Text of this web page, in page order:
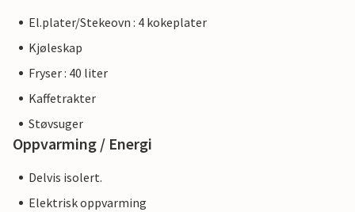
El.plater/Stekeovn : 4 kokeplater
Kjøleskap
Fryser : 40 liter
Kaffetrakter
Støvsuger
Oppvarming / Energi
Delvis isolert.
Elektrisk oppvarming